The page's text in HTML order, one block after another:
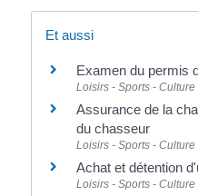
Et aussi
Examen du permis
Loisirs - Sports - Culture
Assurance de la
du chasseur
Loisirs - Sports - Culture
Achat et détention
Loisirs - Sports - Culture